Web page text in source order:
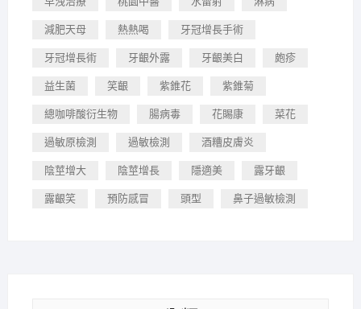
減肥天母 熱熱喝 牙冠增長手術
牙冠增長術 牙齦外露 牙齦美白 皰疹
益生菌 笑齦 紫錐花 紫錐菊
總咖啡酸衍生物 腸病毒 花賜康 菜花
過敏原檢測 過敏檢測 酒糟皮膚炎
陰莖增大 陰莖增長 隱適美 露牙齦
露齦笑 預防感冒 頭型 鼻子過敏檢測